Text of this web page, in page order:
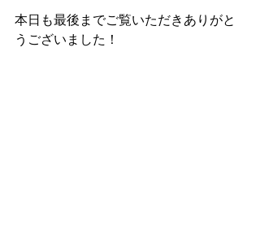
本日も最後までご覧いただきありがと
うございました！